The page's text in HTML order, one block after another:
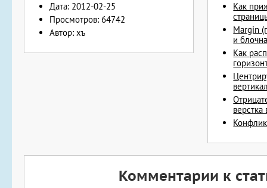
Дата: 2012-02-25
Просмотров: 64742
Автор: хъ
Как
Margin
и
Как
верстка
Комментарии к